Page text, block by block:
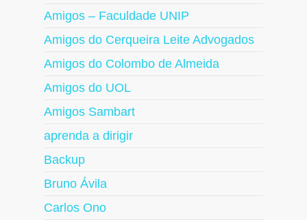
Amigos – Faculdade UNIP
Amigos do Cerqueira Leite Advogados
Amigos do Colombo de Almeida
Amigos do UOL
Amigos Sambart
aprenda a dirigir
Backup
Bruno Ávila
Carlos Ono